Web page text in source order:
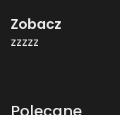
Zobacz
zzzzz